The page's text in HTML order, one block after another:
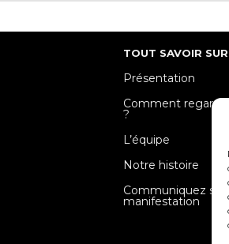
TOUT SAVOIR
Présentation
Comment
?
L’équipe
Notre histoire
Communiquez sur
manifestation